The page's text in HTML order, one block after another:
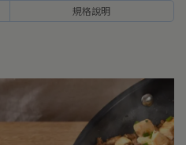
規格說明